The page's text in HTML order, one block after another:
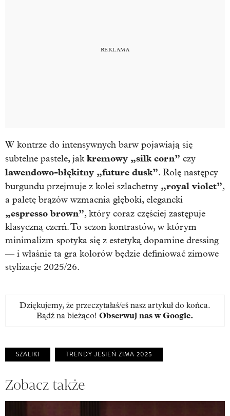
W kontrze do intensywnych barw pojawiają się
subtelne pastele, jakkremowy „silk corn” czy
lawendowo-błękitny „future dusk”. Rolę następcy
burgundu przejmuje z kolei szlachetny „royal violet”,
a paletę brązów wzmacnia głęboki, elegancki
„espresso brown”, który coraz częściej zastępuje
klasyczną czerń. To sezon kontrastów, w którym
minimalizm spotyka się z estetyką dopamine dressing
— i właśnie ta gra kolorów będzie definiować zimowe
stylizacje 2025/26.
Dziękujemy, że przeczytałaś/eś nasz artykuł do końca.
Bądź na bieżąco! Obserwuj nas w Google.
SZALIKI TRENDY JESIEŃ ZIMA 2025
Zobacz także